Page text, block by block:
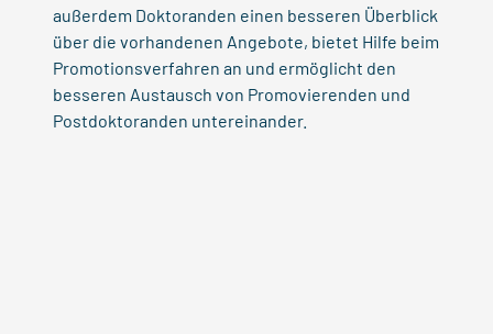
außerdem Doktoranden einen besseren Überblick
über die vorhandenen Angebote, bietet Hilfe beim
Promotionsverfahren an und ermöglicht den
besseren Austausch von Promovierenden und
Postdoktoranden untereinander.